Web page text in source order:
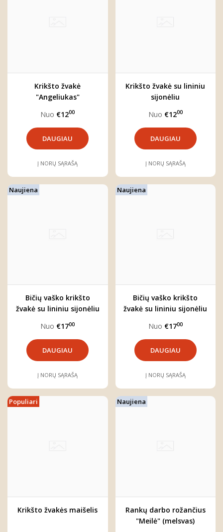
Krikšto žvakė
"Angeliukas"
Nuo €1200
DAUGIAU
Į NORŲ SĄRAŠĄ
Krikšto žvakė su lininiu
sijonėliu
Nuo €1200
DAUGIAU
Į NORŲ SĄRAŠĄ
Naujiena
Bičių vaško krikšto
žvakė su lininiu sijonėliu
Nuo €1700
DAUGIAU
Į NORŲ SĄRAŠĄ
Naujiena
Bičių vaško krikšto
žvakė su lininiu sijonėliu
Nuo €1700
DAUGIAU
Į NORŲ SĄRAŠĄ
Populiari
Krikšto žvakės maišelis
Naujiena
Rankų darbo rožančius
"Meilė" (melsvas)